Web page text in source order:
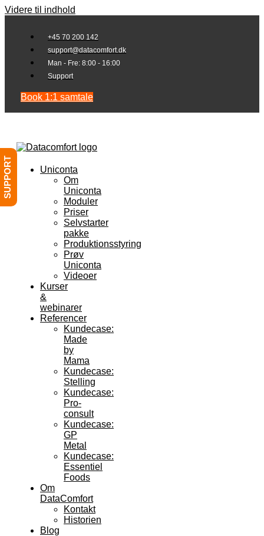
Videre til indhold
+45 70 200 142
support@datacomfort.dk
Man - Fre: 8:00 - 16:00
Support
Book 1:1 samtale
Uniconta
Om
Uniconta
Moduler
Priser
Selvstarter
pakke
Produktionsstyring
Prøv
Uniconta
Videoer
Kurser
&
webinarer
Referencer
Kundecase:
Made
by
Mama
Kundecase:
Stelling
Kundecase:
Pro-
consult
Kundecase:
GP
Metal
Kundecase:
Essentiel
Foods
Om
DataComfort
Kontakt
Historien
Blog
SUPPORT